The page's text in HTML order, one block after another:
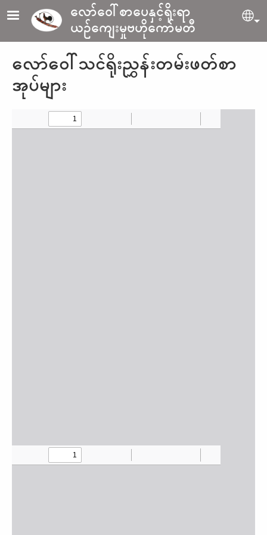
Skip to main contentလော်ဝေါ်စာပေနှင့်ရိုးရာ
ယဉ်ကျေးမှုဗဟိုကော်မတီ
လော်ဝေါ်သင်ရိုးညွှန်းတမ်းဖတ်စာ
အုပ်များ